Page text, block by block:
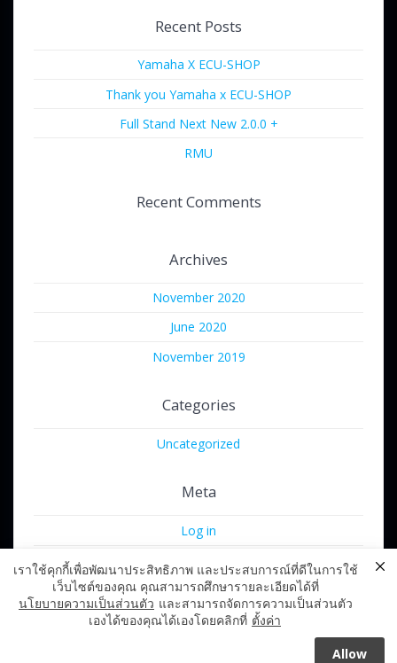
Recent Posts
Yamaha X ECU-SHOP
Thank you Yamaha x ECU-SHOP
Full Stand Next New 2.0.0 +
RMU
Recent Comments
Archives
November 2020
June 2020
November 2019
Categories
Uncategorized
Meta
Log in
Comments feed
WordPress.org
เราใช้คุกกี้เพื่อพัฒนาประสิทธิภาพ และประสบการณ์ที่ดีในการใช้
เว็บไซต์ของคุณ คุณสามารถศึกษารายละเอียดได้ที่
นโยบายความเป็นส่วนตัว และสามารถจัดการความเป็นส่วนตัว
เองได้ของคุณได้เองโดยคลิกที่ ตั้งค่า
Allow